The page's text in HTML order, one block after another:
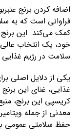
اضافه کردن برنج
فراوانی است که به
کمک می‌کند. این
خود، یک انتخاب
سلامت در رژیم
یکی از دلایل اصلی
غذایی، غنای این
کریسپی این برنج،
حفظ سلامتی عمومی